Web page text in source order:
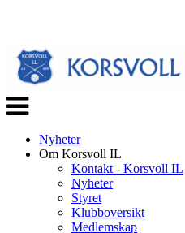
Veksle
navigasjon
Nyheter
Om Korsvoll IL
Kontakt - Korsvoll IL
Nyheter
Styret
Klubboversikt
Medlemskap